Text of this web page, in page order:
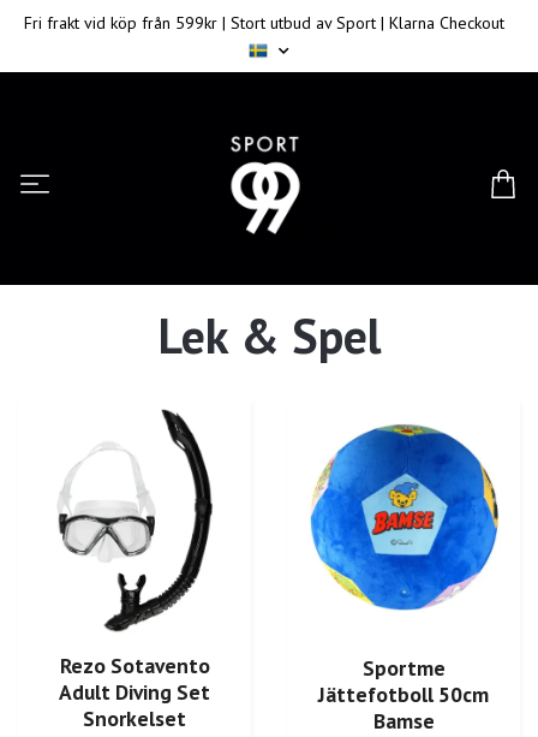
Fri frakt vid köp från 599kr | Stort utbud av Sport | Klarna Checkout
Lek & Spel
Rezo Sotavento
Adult Diving Set
Snorkelset
Sportme
Jättefotboll 50cm
Bamse